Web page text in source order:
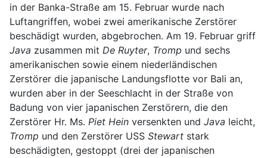
in der Banka-Straße am 15. Februar wurde nach
Luftangriffen, wobei zwei amerikanische Zerstörer
beschädigt wurden, abgebrochen. Am 19. Februar griff
Java zusammen mit De Ruyter, Tromp und sechs
amerikanischen sowie einem niederländischen
Zerstörer die japanische Landungsflotte vor Bali an,
wurden aber in der Seeschlacht in der Straße von
Badung von vier japanischen Zerstörern, die den
Zerstörer Hr. Ms. Piet Hein versenkten und Java leicht,
Tromp und den Zerstörer USS Stewart stark
beschädigten, gestoppt (drei der japanischen